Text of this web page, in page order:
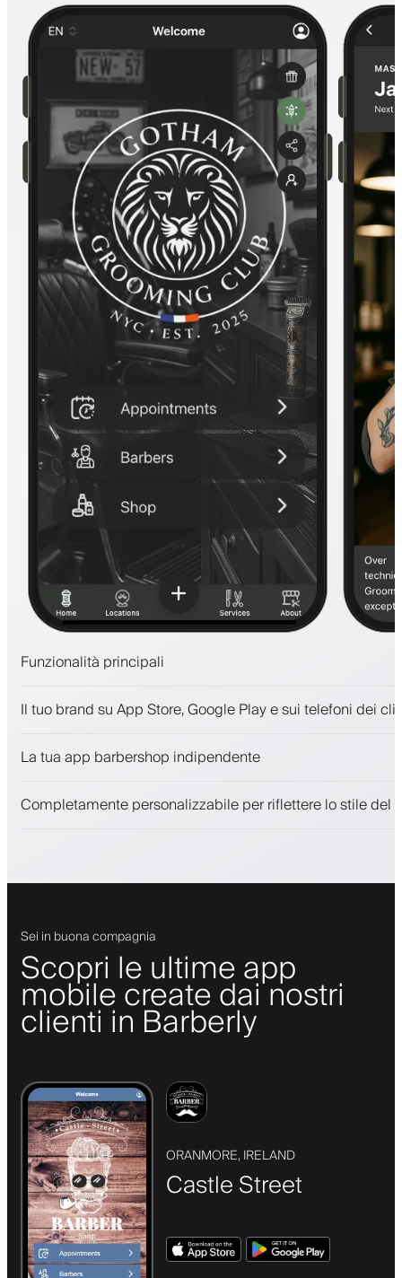
Funzionalità principali
Pagamenti, deposito cauzionale
Coinvolgi i clienti con un programma fedeltà
Il tuo brand su App Store, Google Play e sui telefoni dei
La tua app barbershop indipendente
Completamente personalizzabile per riflettere lo stile del
Sei in buona compagnia
Scopri le ultime app
mobile create dai nostri
clienti in Barberly
ORANMORE, IRELAND
Castle Street